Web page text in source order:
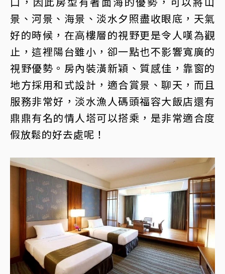
景、河景、海景、淡水夕照盡收眼底，天氣
好的時候，在高樓層的視野更是令人嘆為觀
止，這裡陽台雖小，卻一點也不影響寬廣的
視野優勢。房內裝潢新穎、質感佳，靠窗的
地方採用和式設計，適合賞景、聊天，而且
服務非常好，淡水漁人碼頭福容大飯店還有
鼎鼎有名的情人塔可以搭乘，是非常適合度
假放鬆的好去處呢！